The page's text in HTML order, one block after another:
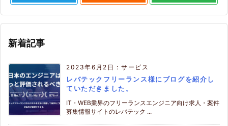
新着記事
2023年6月2日 :サービス
レバテックフリーランス様にブログを紹介し
ていただきました。
IT・WEB業界のフリーランスエンジニア向け求人・案件
募集情報サイトのレバテック ...